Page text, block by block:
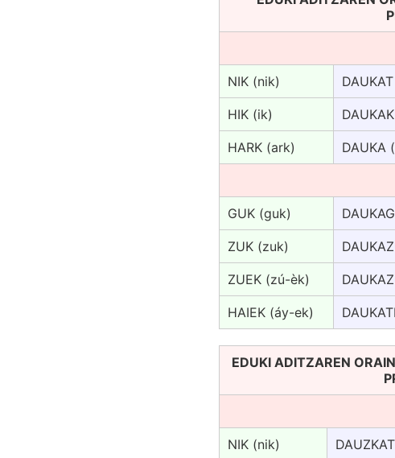
NIK (nik)
HIK (ik)
HARK (ark) DAUKA
GUK (guk)
ZUK (zuk)
ZUEK (zú-èk)
HAIEK (áy-ek)
EDUKI ADITZAREN
NIK (nik)